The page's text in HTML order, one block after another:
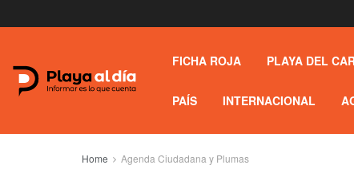
FICHA ROJA PLAYA DEL
PAÍS INTERNACIONAL
Home Agenda Ciudadana y Plumas